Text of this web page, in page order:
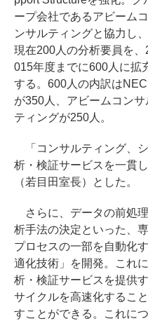
ープ会社であるアビームコ
ンサルティングと協力し、
現在200人の分析要員を、
015年度までに600人に拡
する。600人の内訳はNEC
が350人、アビームコンサ
ティングが250人。
「コンサルティング、
析・検証サービスを一貫
（若目田室長）とした。
さらに、データの前処
析手法の決定といった、
プロセスの一部を自動化
適化技術」を開発。これ
析・検証サービスを提供
サイクルを高速化するこ
すことができる。これに